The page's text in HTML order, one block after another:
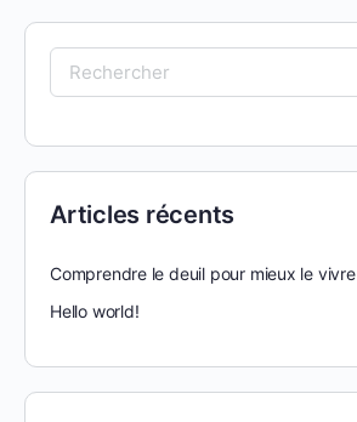
Articles récents
Comprendre le deuil pour mieux le vivre
Hello world!